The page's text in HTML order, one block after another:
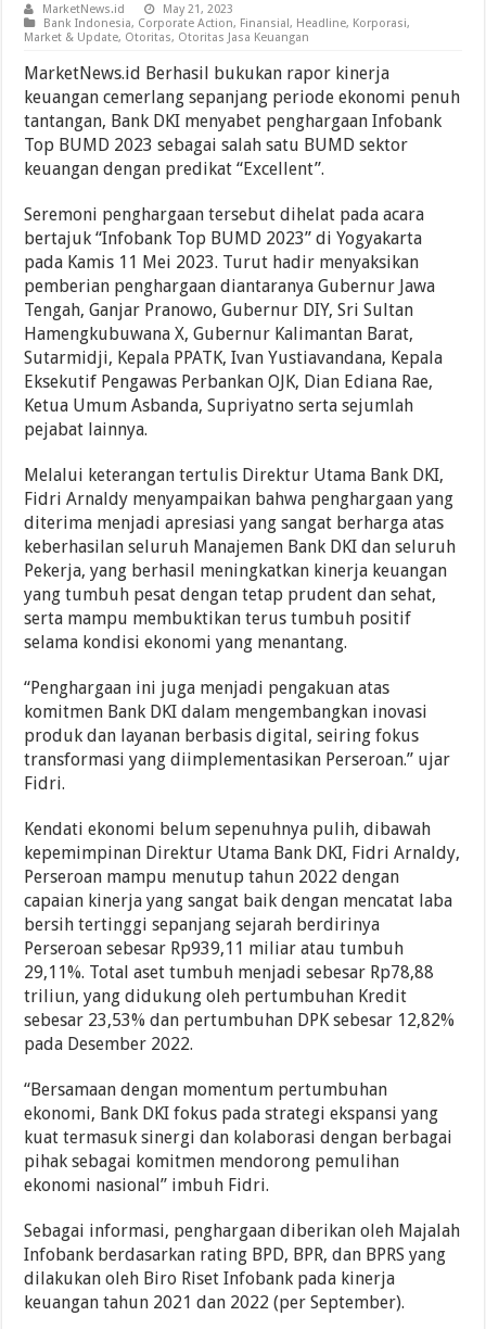
MarketNews.id
May 21, 2023
Bank Indonesia, Corporate Action, Finansial, Headline, Korporasi,
Market & Update, Otoritas, Otoritas Jasa Keuangan
MarketNews.id Berhasil bukukan rapor kinerja
keuangan cemerlang sepanjang periode ekonomi penuh
tantangan, Bank DKI menyabet penghargaan Infobank
Top BUMD 2023 sebagai salah satu BUMD sektor
keuangan dengan predikat “Excellent”.
Seremoni penghargaan tersebut dihelat pada acara
bertajuk “Infobank Top BUMD 2023” di Yogyakarta
pada Kamis 11 Mei 2023. Turut hadir menyaksikan
pemberian penghargaan diantaranya Gubernur Jawa
Tengah, Ganjar Pranowo, Gubernur DIY, Sri Sultan
Hamengkubuwana X, Gubernur Kalimantan Barat,
Sutarmidji, Kepala PPATK, Ivan Yustiavandana, Kepala
Eksekutif Pengawas Perbankan OJK, Dian Ediana Rae,
Ketua Umum Asbanda, Supriyatno serta sejumlah
pejabat lainnya.
Melalui keterangan tertulis Direktur Utama Bank DKI,
Fidri Arnaldy menyampaikan bahwa penghargaan yang
diterima menjadi apresiasi yang sangat berharga atas
keberhasilan seluruh Manajemen Bank DKI dan seluruh
Pekerja, yang berhasil meningkatkan kinerja keuangan
yang tumbuh pesat dengan tetap prudent dan sehat,
serta mampu membuktikan terus tumbuh positif
selama kondisi ekonomi yang menantang.
“Penghargaan ini juga menjadi pengakuan atas
komitmen Bank DKI dalam mengembangkan inovasi
produk dan layanan berbasis digital, seiring fokus
transformasi yang diimplementasikan Perseroan.” ujar
Fidri.
Kendati ekonomi belum sepenuhnya pulih, dibawah
kepemimpinan Direktur Utama Bank DKI, Fidri Arnaldy,
Perseroan mampu menutup tahun 2022 dengan
capaian kinerja yang sangat baik dengan mencatat laba
bersih tertinggi sepanjang sejarah berdirinya
Perseroan sebesar Rp939,11 miliar atau tumbuh
29,11%. Total aset tumbuh menjadi sebesar Rp78,88
triliun, yang didukung oleh pertumbuhan Kredit
sebesar 23,53% dan pertumbuhan DPK sebesar 12,82%
pada Desember 2022.
“Bersamaan dengan momentum pertumbuhan
ekonomi, Bank DKI fokus pada strategi ekspansi yang
kuat termasuk sinergi dan kolaborasi dengan berbagai
pihak sebagai komitmen mendorong pemulihan
ekonomi nasional” imbuh Fidri.
Sebagai informasi, penghargaan diberikan oleh Majalah
Infobank berdasarkan rating BPD, BPR, dan BPRS yang
dilakukan oleh Biro Riset Infobank pada kinerja
keuangan tahun 2021 dan 2022 (per September).